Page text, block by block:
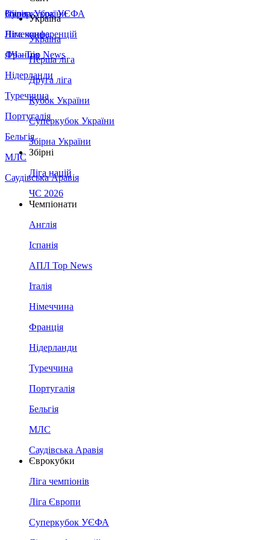
Збірна України
Італія
Німеччина
Франція
Нідерланди
Туреччина
Португалія
Бельгія
МЛС
Саудівська Аравія
Суперкубок УЄФА
Ліга конференцій
ЛЧ - Top News
Україна
Україна
Перша ліга
Друга ліга
Кубок України
Суперкубок України
Збірна України
Збірні
Ліга націй
ЧС 2026
Чемпіонати
Англія
Іспанія
АПЛ Top News
Італія
Німеччина
Франція
Нідерланди
Туреччина
Португалія
Бельгія
МЛС
Саудівська Аравія
Єврокубки
Ліга чемпіонів
Ліга Європи
Суперкубок УЄФА